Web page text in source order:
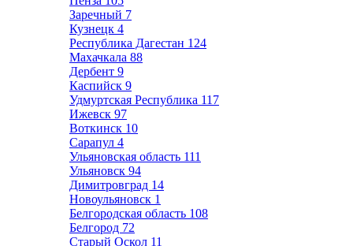
Заречный 7
Кузнецк 4
Республика Дагестан 124
Махачкала 88
Дербент 9
Каспийск 9
Удмуртская Республика 117
Ижевск 97
Воткинск 10
Сарапул 4
Ульяновская область 111
Ульяновск 94
Димитровград 14
Новоульяновск 1
Белгородская область 108
Белгород 72
Старый Оскол 11